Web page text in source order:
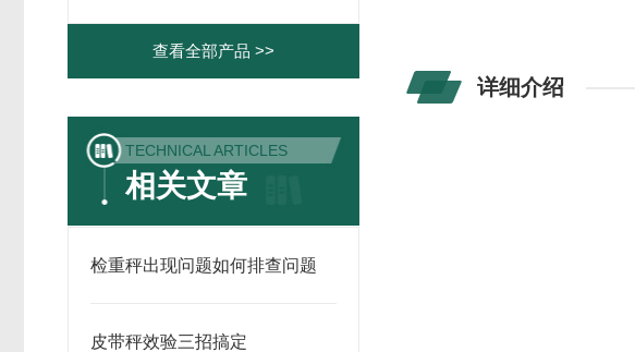
查看全部产品 >>
TECHNICAL ARTICLES
相关文章
检重秤出现问题如何排查问题
皮带秤效验三招搞定
详细介绍